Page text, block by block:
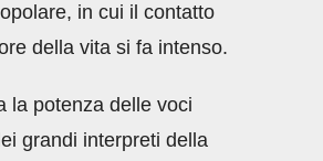
in cui il contatto
della vita si fa intenso.
la potenza delle voci
grandi interpreti della